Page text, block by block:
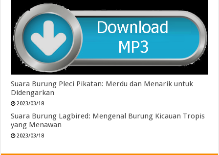
Suara Burung Pleci Pikatan: Merdu dan Menarik untuk
Didengarkan
2023/03/18
Suara Burung Lagbired: Mengenal Burung Kicauan Tropis
yang Menawan
2023/03/18